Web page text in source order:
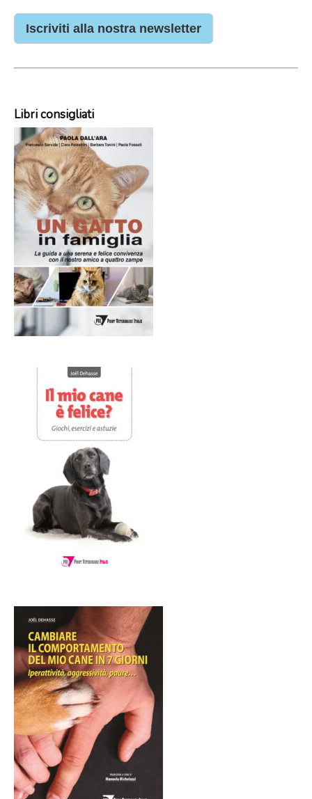
Iscriviti alla nostra newsletter
Libri consigliati